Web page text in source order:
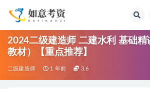
2024二级建造师 二建水利 基础精
教材）【重点推荐】
二级建造师 1 年前 3.6